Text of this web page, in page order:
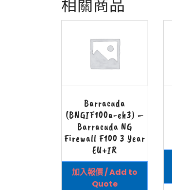
相關商品
Barracuda
(BNGIF100a-eh3) –
Barracuda NG
Firewall F100 3 Year
EU+IR
加入報價 / Add to
Quote